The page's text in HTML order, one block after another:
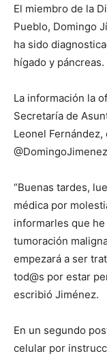
El miembro de la
Pueblo, Domingo
ha sido
hígado y páncreas.
La información la
Secretaría de
Leonel
“Buenas tardes,
médica por
informarles que
tumoración
empezará a ser
tod@s por estar
escribió Jiménez.
En un segundo
celular por